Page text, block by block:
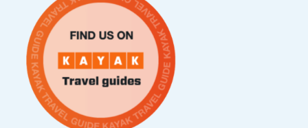
Услови за плаќање и испорака
Наши партнери